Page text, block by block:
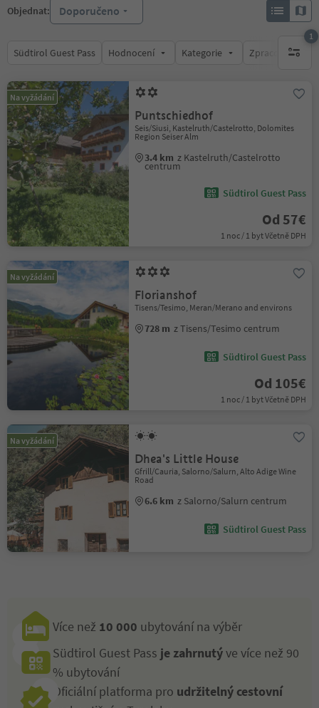
Objednat: Doporučeno
Südtirol Guest Pass Hodnocení Kategorie Zpracovává
1
1
Na vyžádání
Puntschiedhof
Seis/Siusi, Kastelruth/Castelrotto, Dolomites
Region Seiser Alm
3.4 km z Kastelruth/Castelrotto
centrum
Südtirol Guest Pass
Od 57€
1 noc / 1 byt Včetně DPH
Na vyžádání
Florianshof
Tisens/Tesimo, Meran/Merano and environs
728 m z Tisens/Tesimo centrum
Südtirol Guest Pass
Od 105€
1 noc / 1 byt Včetně DPH
Na vyžádání
Dhea's Little House
Gfrill/Cauria, Salorno/Salurn, Alto Adige Wine
Road
6.6 km z Salorno/Salurn centrum
Südtirol Guest Pass
Více než 10 000 ubytování na výběr
Südtirol Guest Pass je zahrnutýve více než 90
% ubytování
Oficiální platforma pro udržitelný cestovní